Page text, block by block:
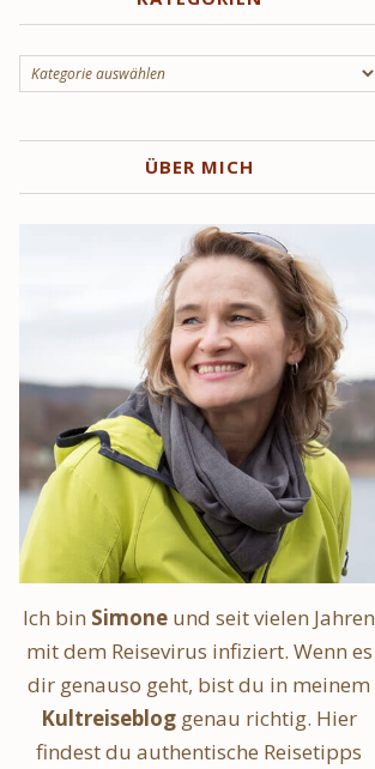
Kategorien
ÜBER MICH
Ich bin Simone und seit vielen Jahren
mit dem Reisevirus infiziert. Wenn es
dir genauso geht, bist du in meinem
Kultreiseblog genau richtig. Hier
findest du authentische Reisetipps